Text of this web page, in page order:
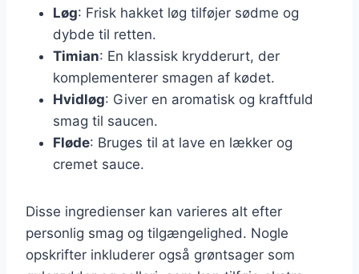
Løg: Frisk hakket løg tilføjer sødme og
dybde til retten.
Timian: En klassisk krydderurt, der
komplementerer smagen af kødet.
Hvidløg: Giver en aromatisk og kraftfuld
smag til saucen.
Fløde: Bruges til at lave en lækker og
cremet sauce.
Disse ingredienser kan varieres alt efter
personlig smag og tilgængelighed. Nogle
opskrifter inkluderer også grøntsager som